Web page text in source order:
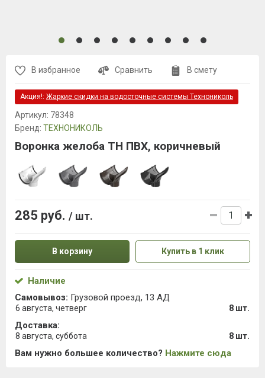
В избранное Сравнить В смету
Акция!: Жаркие скидки на водосточные системы Технониколь
Артикул: 78348
Бренд: ТЕХНОНИКОЛЬ
Воронка желоба ТН ПВХ, коричневый
285 руб. / шт.
В корзину Купить в 1 клик
Наличие
Самовывоз: Грузовой проезд, 13 АД
6 августа, четверг 8 шт.
Доставка:
8 августа, суббота 8 шт.
Вам нужно большее количество? Нажмите сюда